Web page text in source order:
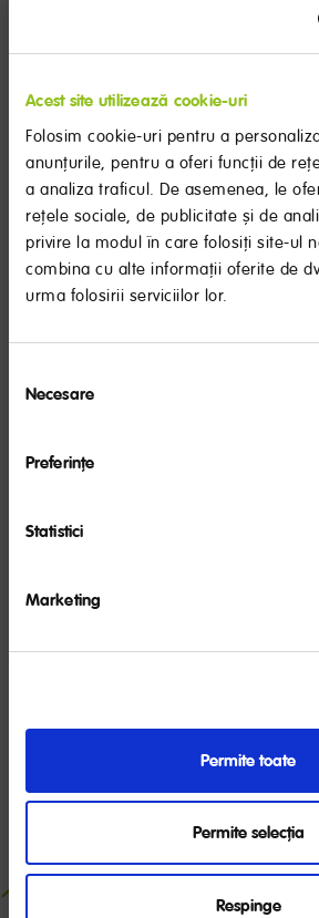
Acest site utilizează cookie-uri
Folosim cookie-uri pentru a
anunțurile, pentru a oferi funcții de
a analiza traficul. De asemenea, le
rețele sociale, de publicitate și de
privire la modul în care folosiți site-ul
combina cu alte informații oferite de
urma folosirii serviciilor lor.
consimțământului
Necesare
Preferinţe
Statistici
Marketing
Permite toate
Permite selecția
Respinge
Diversificarea: noi gusturi si
Cerealele sunt printre primele alimente
bebelusului in momentul diversificarii,
si fructe. Descopera cerealele
fiecare varsta.
CITEȘTE TOT
Avantajele cerealelor în pungi
Diversificarea este o etapă
bebelușului. Descoperă când poți
CITEȘTE TOT
RECOMANDARE
Laptele matern este cel mai bun
exclusivă până la 6 luni.
recomandare, precum şi